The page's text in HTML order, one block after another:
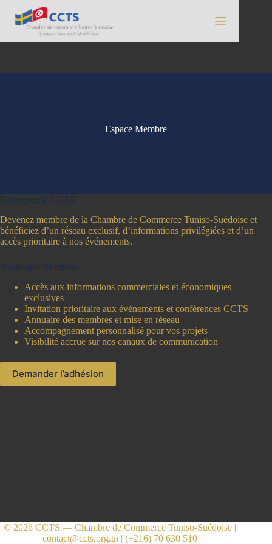
content
Espace Membre
Rejoignez la CCTS
Devenez membre de la Chambre de Commerce Tuniso-Suédoise et
bénéficiez d’un réseau exclusif, d’informations privilégiées et d’un
accès prioritaire à nos événements.
Avantages membres
Accès aux informations commerciales et économiques
exclusives
Invitation prioritaire aux événements et conférences CCTS
Annuaire des membres et mise en réseau
Accompagnement personnalisé pour vos projets
Visibilité accrue sur nos canaux de communication
Demander l’adhésion
© 2026 CCTS — Chambre de Commerce Tuniso-Suédoise |
contact@ccts.org.tn | (+216) 70 630 510